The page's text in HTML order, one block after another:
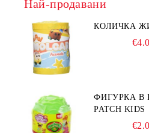
Най-продавани
КОЛИЧКА
ФИГУРКА В
PATCH KIDS